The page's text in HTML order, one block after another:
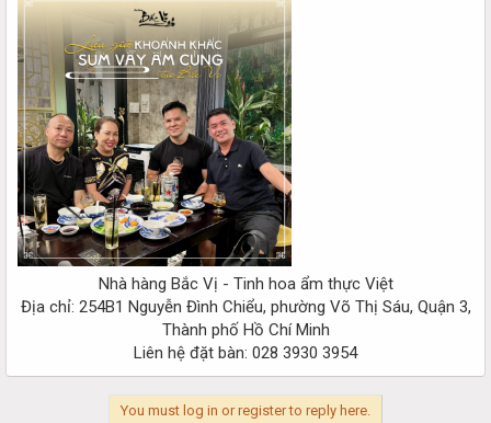
Nhà hàng Bắc Vị - Tinh hoa ẩm thực Việt
Địa chỉ: 254B1 Nguyễn Đình Chiểu, phường Võ Thị Sáu, Quận 3,
Thành phố Hồ Chí Minh
Liên hệ đặt bàn: 028 3930 3954​
You must log in or register to reply here.